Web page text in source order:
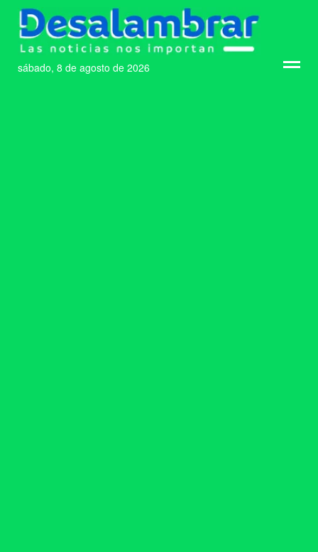
sábado, 8 de agosto de 2026